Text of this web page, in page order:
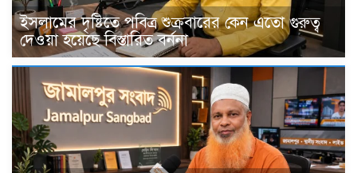
ইসলামের দৃষ্টিতে পবিত্র শুক্রবারের কেন এতো গুরুত্ব
দেওয়া হয়েছে বিস্তারিত বর্ননা